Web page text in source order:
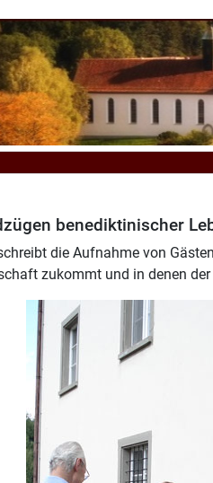
benediktinischer
die Aufnahme von
zukommt und in denen